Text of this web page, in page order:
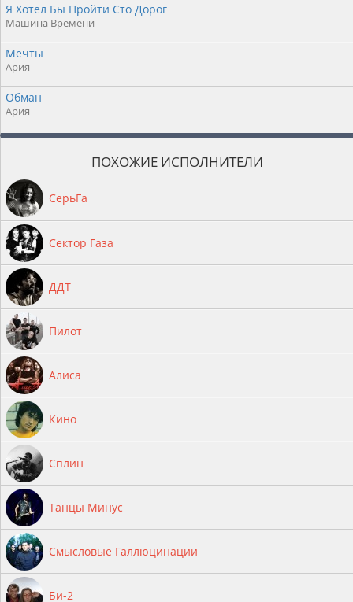
Я Хотел Бы Пройти Сто Дорог
Машина Времени
Мечты
Ария
Обман
Ария
ПОХОЖИЕ ИСПОЛНИТЕЛИ
СерьГа
Сектор Газа
ДДТ
Пилот
Алиса
Кино
Сплин
Танцы Минус
Смысловые Галлюцинации
Би-2